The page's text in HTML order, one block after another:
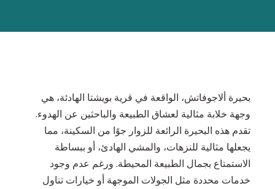
بحيرة ألاجوفاتش، الواقعة في قرية بويشتا الهادئة، هي
وجهة خلابة مثالية لعشاق الطبيعة والباحثين عن الهدوء.
تقدم هذه البحيرة الرائعة للزوار جوًا من السكينة، مما
يجعلها مثالية للنزهات، والمشي الهادئ، أو ببساطة
الاستمتاع بجمال الطبيعة المحيطة. ورغم عدم وجود
خدمات محددة مثل الجولات الموجهة أو خيارات تناول